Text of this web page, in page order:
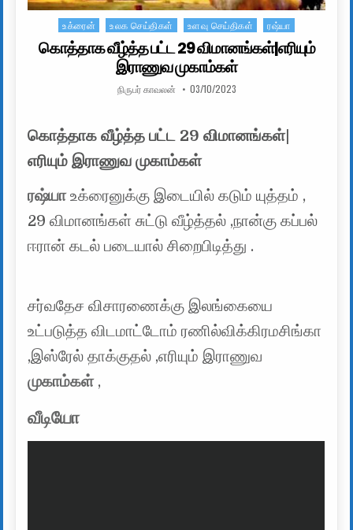
Posted in
உக்ரைன் உலக செய்திகள் உளவு செய்திகள் ரஷ்யா
கொத்தாக வீழ்த்த பட்ட 29 விமானங்கள்|எரியும்
இராணுவ முகாம்கள்
AUTHOR:
நிருபர் காவலன் PUBLISHED DATE:
03/10/2023
கொத்தாக வீழ்த்த பட்ட 29 விமானங்கள்|
எரியும் இராணுவ முகாம்கள்
ரஷ்யாஉக்ரைனுக்கு இடையில் கடும் யுத்தம் ,
29 விமானங்கள் சுட்டு வீழ்த்தல் ,நான்கு கப்பல்
ஈரான் கடல் படையால் சிறைபிடித்து .
சர்வதேச விசாரணைக்கு இலங்கையை
உட்படுத்த விடமாட்டோம் ரணில்விக்கிரமசிங்கா
,இஸ்ரேல் தாக்குதல் ,எரியும் இராணுவ
முகாம்கள்,
வீடியோ